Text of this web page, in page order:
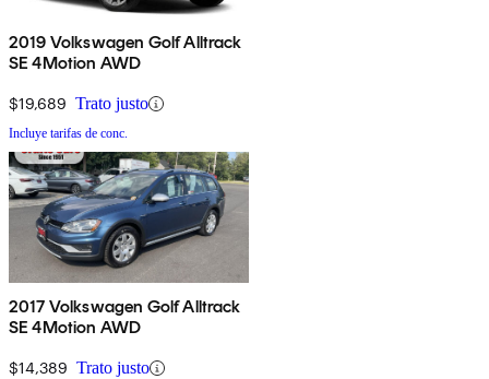
2019 Volkswagen Golf Alltrack
SE 4Motion AWD
$19,689 Trato justo
Incluye tarifas de conc.
2017 Volkswagen Golf Alltrack
SE 4Motion AWD
$14,389 Trato justo